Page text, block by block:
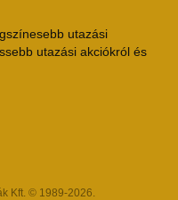
utazási
utazási akciókról és
Kft. © 1989-2026.